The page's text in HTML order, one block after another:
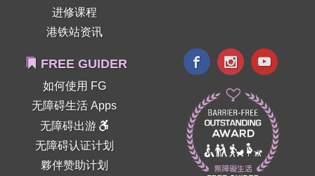
进修课程
港铁站资讯
FREE GUIDER
如何使用 FG
无障碍生活 Apps
无障碍出游
无障碍认证计划
夥伴赞助计划